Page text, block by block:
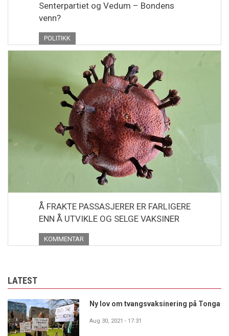
Senterpartiet og Vedum – Bondens
venn?
POLITIKK
Å FRAKTE PASSASJERER ER FARLIGERE
ENN Å UTVIKLE OG SELGE VAKSINER
KOMMENTAR
LATEST
Ny lov om tvangsvaksinering på Tonga
Aug 30, 2021 - 17:31